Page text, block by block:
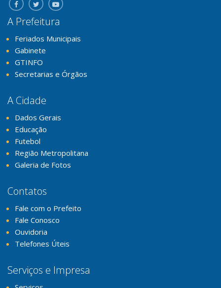
A Prefeitura
Feriados Municipais
Gabinete
GTINFO
Secretarias e Órgãos
A Cidade
Dados Gerais
Educação
Futebol
Região Metropolitana
Galeria de Fotos
Contatos
Fale com o Prefeito
Fale Conosco
Ouvidoria
Telefones Úteis
Serviços e Impresa